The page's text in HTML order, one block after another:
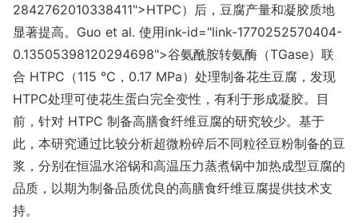
2842762010338411">HTPC）后，豆腐产量和凝胶质地
显著提高。Guo et al. 使用ink-id="link-1770252570404-
0.13505398120294698">谷氨酰胺转氨酶 （TGase）联
合 HTPC（115 °C，0.17 MPa）处理制备花生豆腐，发现
HTPC处理可使花生蛋白完全变性，有利于形成凝胶。目
前，针对 HTPC 制备高膳食纤维豆腐的研究较少。基于
此，本研究通过比较分析超微粉碎后不同粒径豆粉制备的豆
浆，分别在恒温水浴锅和高温压力蒸煮锅中加热成型豆腐的
品质，以期为制备品质优良的高膳食纤维豆腐提供技术支
持。